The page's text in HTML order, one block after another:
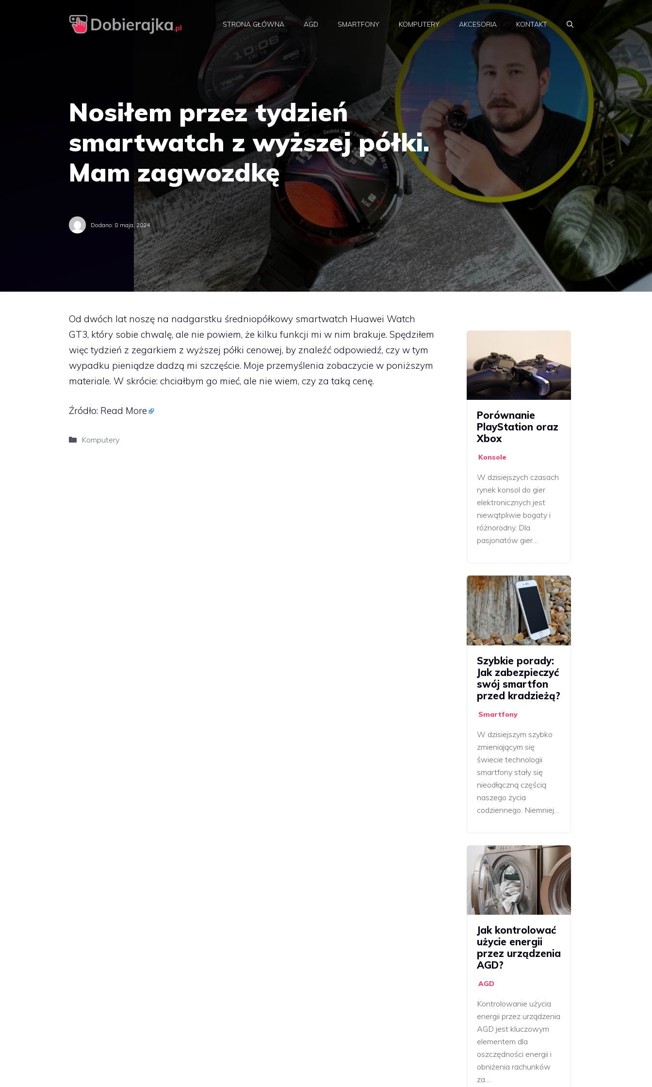
STRONA GŁÓWNA AGD SMARTFONY KOMPUTERY AKCESORIA KONTAKT
Nosiłem przez tydzień
smartwatch z wyższej półki.
Mam zagwozdkę
Dodano: 8 maja, 2024
Od dwóch lat noszę na nadgarstku średniopółkowy smartwatch Huawei Watch
GT3, który sobie chwalę, ale nie powiem, że kilku funkcji mi w nim brakuje. Spędziłem
więc tydzień z zegarkiem z wyższej półki cenowej, by znaleźć odpowiedź, czy w tym
wypadku pieniądze dadzą mi szczęście. Moje przemyślenia zobaczycie w poniższym
materiale. W skrócie: chciałbym go mieć, ale nie wiem, czy za taką cenę.
Źródło: Read More
Kategorie
Komputery
Porównanie
PlayStation oraz
Xbox
Konsole
W dzisiejszych czasach
rynek konsol do gier
elektronicznych jest
niewątpliwie bogaty i
różnorodny. Dla
pasjonatów gier…
Szybkie porady:
Jak zabezpieczyć
swój smartfon
przed kradzieżą?
Smartfony
W dzisiejszym szybko
zmieniającym się
świecie technologii
smartfony stały się
nieodłączną częścią
naszego życia
codziennego. Niemniej…
Jak kontrolować
użycie energii
przez urządzenia
AGD?
AGD
Kontrolowanie użycia
energii przez urządzenia
AGD jest kluczowym
elementem dla
oszczędności energii i
obniżenia rachunków
za…